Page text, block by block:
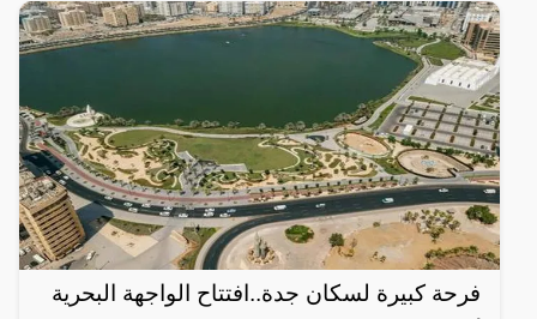
فرحة كبيرة لسكان جدة..افتتاح الواجهة البحرية